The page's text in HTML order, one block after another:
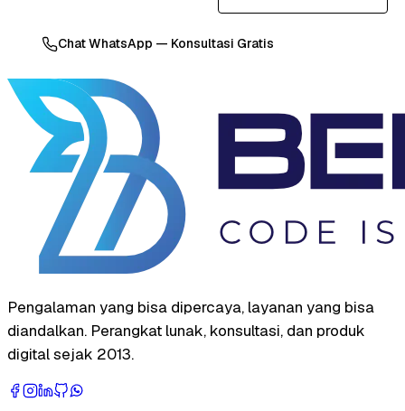
Chat WhatsApp — Konsultasi Gratis
Pengalaman yang bisa dipercaya, layanan yang bisa
diandalkan. Perangkat lunak, konsultasi, dan produk
digital sejak 2013.